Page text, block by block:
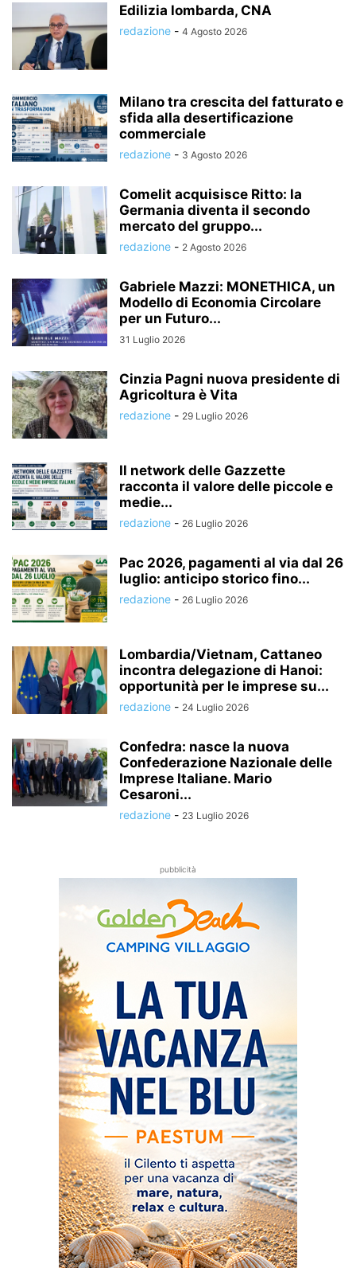
Edilizia lombarda, CNA
redazione - 4 Agosto 2026
Milano tra crescita del fatturato e
sfida alla desertificazione
commerciale
redazione - 3 Agosto 2026
Comelit acquisisce Ritto: la
Germania diventa il secondo
mercato del gruppo...
redazione - 2 Agosto 2026
Gabriele Mazzi: MONETHICA, un
Modello di Economia Circolare
per un Futuro...
31 Luglio 2026
Cinzia Pagni nuova presidente di
Agricoltura è Vita
redazione - 29 Luglio 2026
Il network delle Gazzette
racconta il valore delle piccole e
medie...
redazione - 26 Luglio 2026
Pac 2026, pagamenti al via dal 26
luglio: anticipo storico fino...
redazione - 26 Luglio 2026
Lombardia/Vietnam, Cattaneo
incontra delegazione di Hanoi:
opportunità per le imprese su...
redazione - 24 Luglio 2026
Confedra: nasce la nuova
Confederazione Nazionale delle
Imprese Italiane. Mario
Cesaroni...
redazione - 23 Luglio 2026
pubblicità